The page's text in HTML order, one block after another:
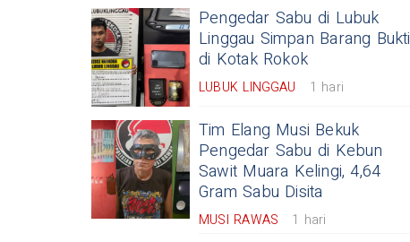
Pengedar Sabu di Lubuk
Linggau Simpan Barang Bukti
di Kotak Rokok
LUBUK LINGGAU 1 hari
Tim Elang Musi Bekuk
Pengedar Sabu di Kebun
Sawit Muara Kelingi, 4,64
Gram Sabu Disita
MUSI RAWAS 1 hari